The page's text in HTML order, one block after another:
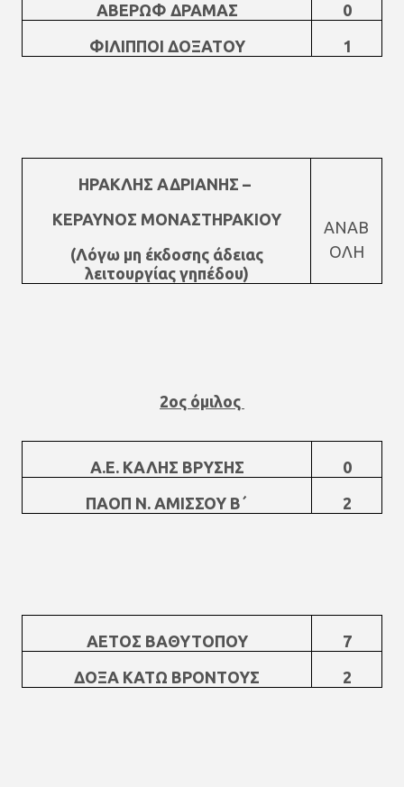
ΑΒΕΡΩΦ ΔΡΑΜΑΣ
0
ΦΙΛΙΠΠΟΙ ΔΟΞΑΤΟΥ
1
ΗΡΑΚΛΗΣ ΑΔΡΙΑΝΗΣ –
ΚΕΡΑΥΝΟΣ ΜΟΝΑΣΤΗΡΑΚΙΟΥ
(Λόγω μη έκδοσης άδειας
λειτουργίας γηπέδου)
ΑΝΑΒ
ΟΛΗ
2ος όμιλος
Α.Ε. ΚΑΛΗΣ ΒΡΥΣΗΣ
0
ΠΑΟΠ Ν. ΑΜΙΣΣΟΥ Β΄
2
ΑΕΤΟΣ ΒΑΘΥΤΟΠΟΥ
7
ΔΟΞΑ ΚΑΤΩ ΒΡΟΝΤΟΥΣ
2